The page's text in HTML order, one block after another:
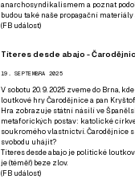
anarchosyndikalismem a poznat
budou také naše propagační materiály
(FB událost)
Títeres desde abajo -
19. SEPTEMBRA 2025
V sobotu 20. 9. 2025 zveme do Brna,
loutkové hry Čarodějnice a pan Kryštof.
Hra zobrazuje státní násilí ve
metaforických postav: katolické
soukromého vlastnictví. Čarodějnice
svobodu uhájit?
Títeres desde abajo je politické
je (téměř) beze zlov.
(FB událost)